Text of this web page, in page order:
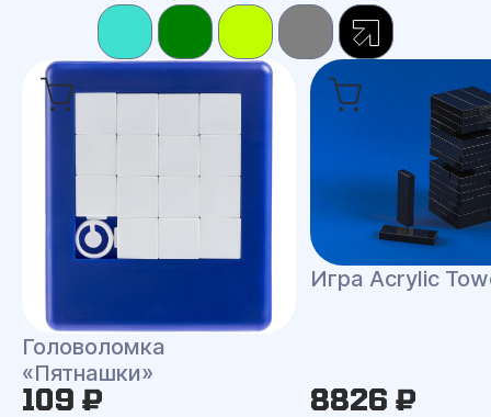
Головоломка
«Пятнашки»
109 ₽
Игра Acrylic
8826 ₽